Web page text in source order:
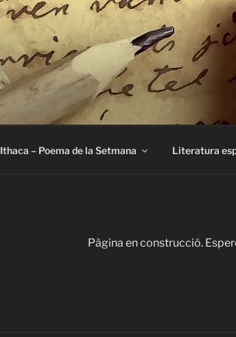
Ithaca – Poema de la Setmana Literatura
Pàgina en construcció.